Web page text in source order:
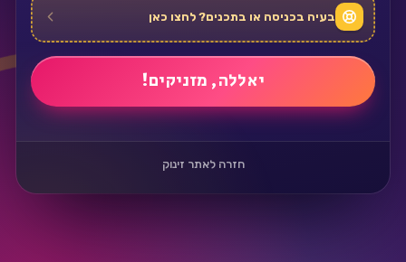
בעיה בכניסה או בתכנים? לחצו כאן
חזרה לאתר זינוק